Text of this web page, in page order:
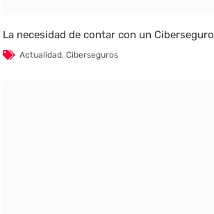
La necesidad de contar con un Ciberseguro
Actualidad,Ciberseguros